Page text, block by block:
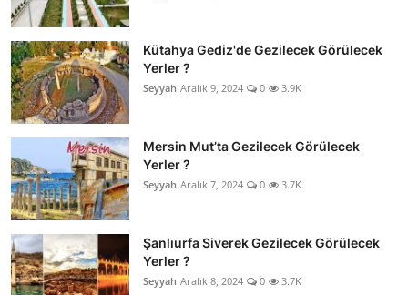
Kütahya Gediz'de Gezilecek Görülecek
Yerler ?
Seyyah Aralık 9, 2024 0 3.9K
Mersin Mut’ta Gezilecek Görülecek
Yerler ?
Seyyah Aralık 7, 2024 0 3.7K
Şanlıurfa Siverek Gezilecek Görülecek
Yerler ?
Seyyah Aralık 8, 2024 0 3.7K